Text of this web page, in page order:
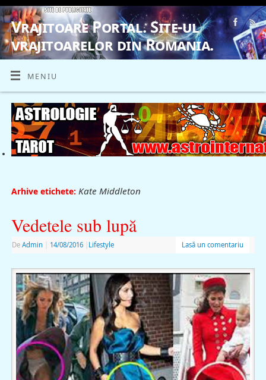
Vrajitoare Portal. Site-ul
vrajitoarelor din Romania.
VRAJITOARE, VRAJITOARELE, VRAJITOARE
MENIU
Arhive etichete: Kate Middleton
Vedetele sub lupă
De Admin 14/08/2016 Lifestyle Lasă un comentariu